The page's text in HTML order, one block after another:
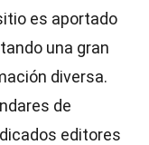
es aportado
una gran
diversa.
de
editores